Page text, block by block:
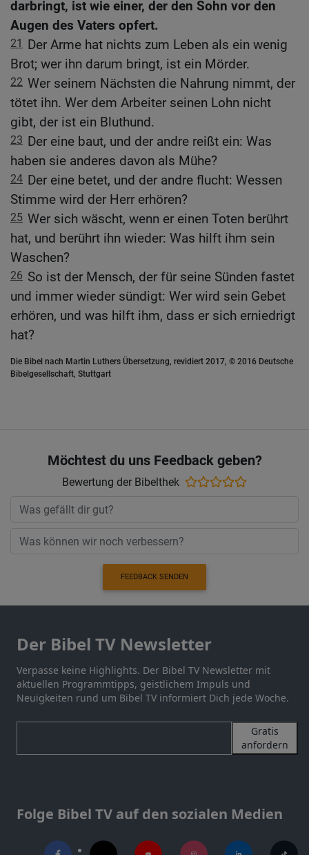
darbringt, ist wie einer, der den Sohn vor den
Augen des Vaters opfert.
21 Der Arme hat nichts zum Leben als ein wenig
Brot; wer ihn darum bringt, ist ein Mörder.
22 Wer seinem Nächsten die Nahrung nimmt, der
tötet ihn. Wer dem Arbeiter seinen Lohn nicht
gibt, der ist ein Bluthund.
23 Der eine baut, und der andre reißt ein: Was
haben sie anderes davon als Mühe?
24 Der eine betet, und der andre flucht: Wessen
Stimme wird der Herr erhören?
25 Wer sich wäscht, wenn er einen Toten berührt
hat, und berührt ihn wieder: Was hilft ihm sein
Waschen?
26 So ist der Mensch, der für seine Sünden fastet
und immer wieder sündigt: Wer wird sein Gebet
erhören, und was hilft ihm, dass er sich erniedrigt
hat?
Die Bibel nach Martin Luthers Übersetzung, revidiert 2017, © 2016 Deutsche
Bibelgesellschaft, Stuttgart
Möchtest du uns Feedback geben?
Bewertung der Bibelthek
FEEDBACK SENDEN
Der Bibel TV Newsletter
Verpasse keine Highlights. Der Bibel TV Newsletter mit
aktuellen Programmtipps, geistlichem Impuls und
Neuigkeiten rund um Bibel TV informiert Dich jede Woche.
Gratis
anfordern
Folge Bibel TV auf den sozialen Medien